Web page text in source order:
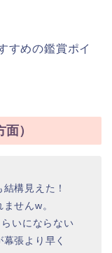
すめの鑑賞ポイ
）
構見えた！
せんw。
いにならない
張より早く